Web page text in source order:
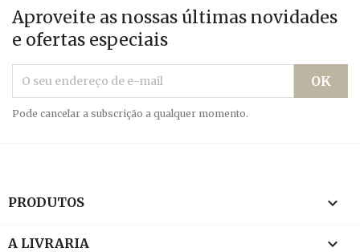
Aproveite as nossas últimas novidades
e ofertas especiais
Pode cancelar a subscrição a qualquer momento.
PRODUTOS 
A LIVRARIA 